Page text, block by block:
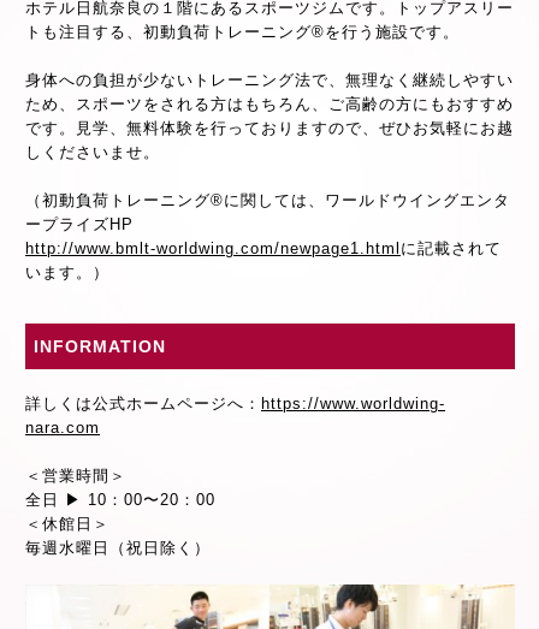
ホテル日航奈良の１階にあるスポーツジムです。トップアスリー
トも注目する、初動負荷トレーニング®を行う施設です。
身体への負担が少ないトレーニング法で、無理なく継続しやすい
ため、スポーツをされる方はもちろん、ご高齢の方にもおすすめ
です。見学、無料体験を行っておりますので、ぜひお気軽にお越
しくださいませ。
（初動負荷トレーニング®に関しては、ワールドウイングエンタ
ープライズHP
http://www.bmlt-worldwing.com/newpage1.html に記載されて
います。）
INFORMATION
詳しくは公式ホームページへ： https://www.worldwing-
nara.com
＜営業時間＞
全日 ▶ 10：00〜20：00
＜休館日＞
毎週水曜日（祝日除く）